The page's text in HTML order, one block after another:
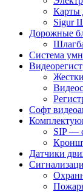
Карты
Sigur
Дорожные
Система
Софт
SIP —
Датчики